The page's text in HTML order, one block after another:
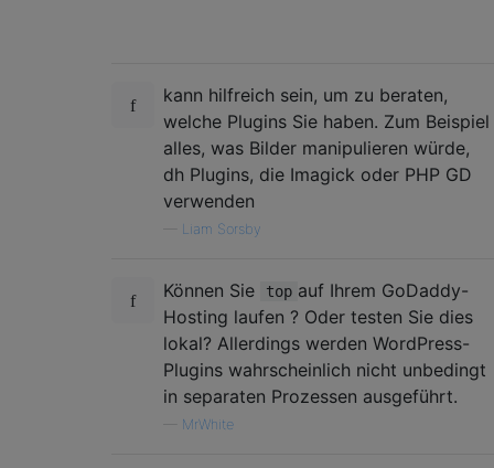
kann hilfreich sein, um zu beraten,
welche Plugins Sie haben. Zum Beispiel
alles, was Bilder manipulieren würde,
dh Plugins, die Imagick oder PHP GD
verwenden
Liam Sorsby
Können Sie top auf Ihrem GoDaddy-
Hosting laufen ? Oder testen Sie dies
lokal? Allerdings werden WordPress-
Plugins wahrscheinlich nicht unbedingt
in separaten Prozessen ausgeführt.
MrWhite